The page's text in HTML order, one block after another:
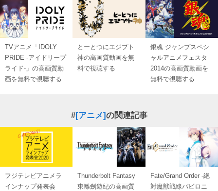
TVアニメ「IDOLY
PRIDE -アイドリープ
ライド-」の高画質動
画を無料で視聴する
とーとつにエジプト
神の高画質動画を無
料で視聴する
銀魂 ジャンプスペシ
ャルアニメフェスタ
2014の高画質動画を
無料で視聴する
#[アニメ]の関連記事
フジテレビアニメラ
インナップ発表会
Thunderbolt Fantasy
東離劍遊紀の高画質
Fate/Grand Order -絶
対魔獣戦線バビロニ